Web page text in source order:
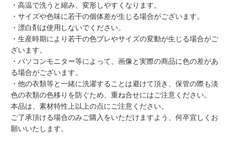
・高温で洗うと縮み、変形しやすくなります。
・サイズや色味に若干の個体差が生じる場合がございます。
・漂白剤は使用しないでください。
・生産時期により若干の色ブレやサイズの変動が生じる場合がご
ざいます。
・パソコンモニター等によって、画像と実際の商品に色の差があ
る場合がございます。
・他の衣類等と一緒に洗濯することは避けて頂き、保管の際も淡
色の衣類の色移りを防ぐため、重ね合せにはご注意ください。
本品は、素材特性上以上の点にご注意ください。
ご了承頂ける場合のみご購入をいただけますよう、何卒宜しくお
願いいたします。